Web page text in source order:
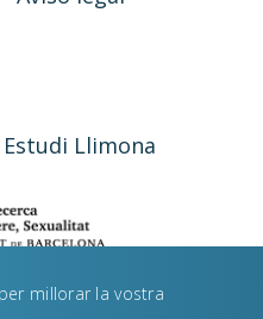
Estudi Llimona
millorar la vostra